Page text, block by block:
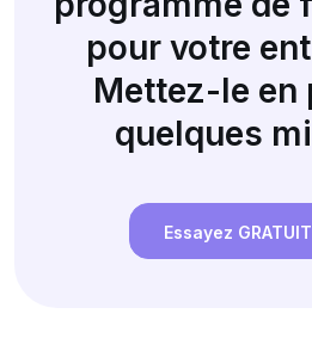
pour votre
Mettez-le en
quelques
Essayez